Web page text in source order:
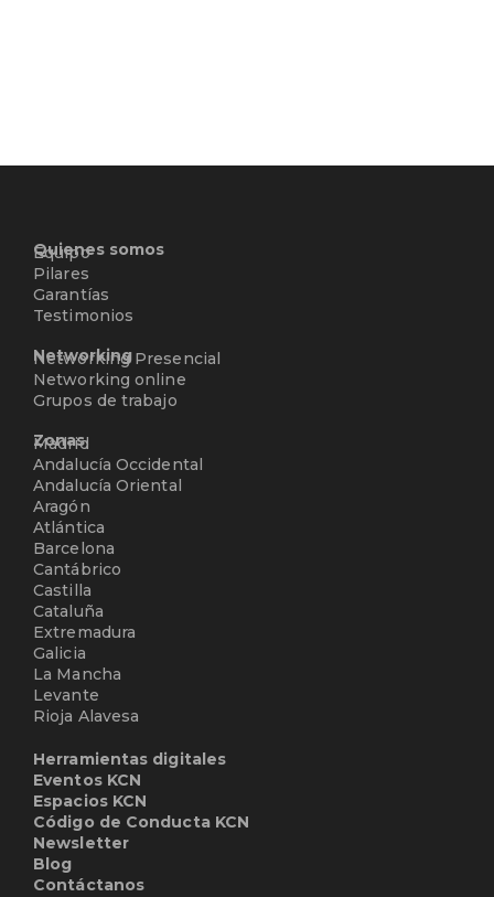
Quienes somos
Equipo
Pilares
Garantías
Testimonios
Networking
Networking Presencial
Networking online
Grupos de trabajo
Zonas
Madrid
Andalucía Occidental
Andalucía Oriental
Aragón
Atlántica
Barcelona
Cantábrico
Castilla
Cataluña
Extremadura
Galicia
La Mancha
Levante
Rioja Alavesa
Herramientas digitales
Eventos KCN
Espacios KCN
Código de Conducta KCN
Newsletter
Blog
Contáctanos